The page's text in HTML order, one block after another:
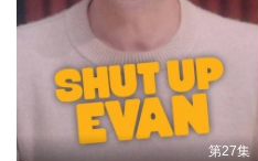
第27集